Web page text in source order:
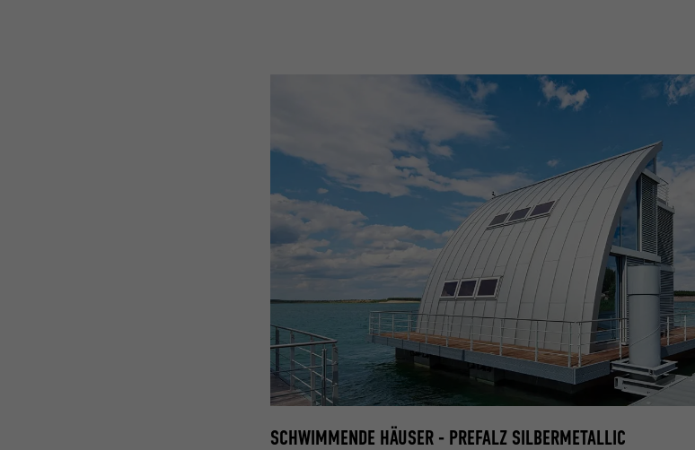
SCHWIMMENDE HÄUSER - PREFALZ SILBERMETALLIC